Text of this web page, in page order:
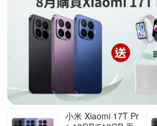
小米 Xiaomi 17T Pr